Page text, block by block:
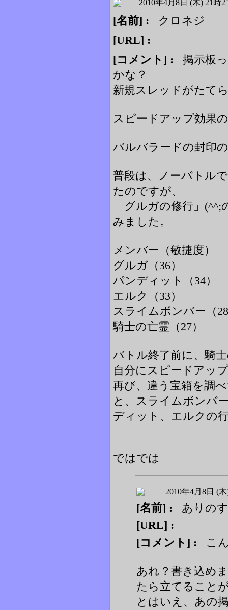
2010年4月8日 (木) 21時
[名前] : クロネジ
[URL] :
[コメント] : 掲示板
かな？
新規スレッドがたて
スピードアップ効果
バルバラードの封印
普段は、ノーバトル
たのですが、
「グルガの修行」
みました。
メンバー（敏捷度）
グルガ（36）
パンディット（34）
エルク（33）
スライムボンバー（
騎士の亡霊（27）
バトル終了前に、騎
自分にスピードアッ
再び、違う宝箱を調
と、スライムボンバ
ディット、エルクの
ではでは
2010年4月8日 (
[名前] : ありのす
[URL] :
[コメント] : こ
あれ？書き込め
たら立てること
とはいえ、あの